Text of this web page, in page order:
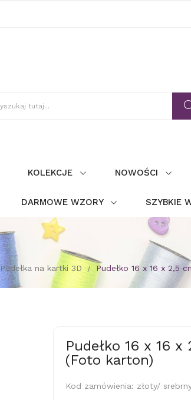
KOLEKCJE NOWOŚCI
DARMOWE WZORY SZYBKIE
Pudełka na kartki 3D Pudełko 16 x 16 x 2,5
Pudełko 16 x 16
(Foto karton)
Kod zamówienia: złoty/